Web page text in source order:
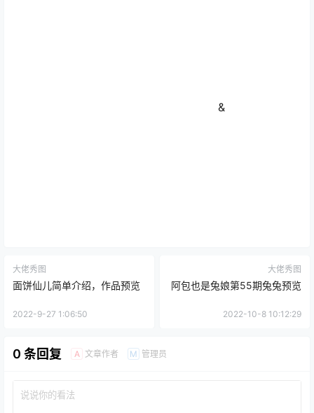
&
大佬秀图
面饼仙儿简单介绍，作品预览
2022-9-27 1:06:50
大佬秀图
阿包也是兔娘第55期兔兔预览
2022-10-8 10:12:29
0 条回复 A 文章作者 M 管理员